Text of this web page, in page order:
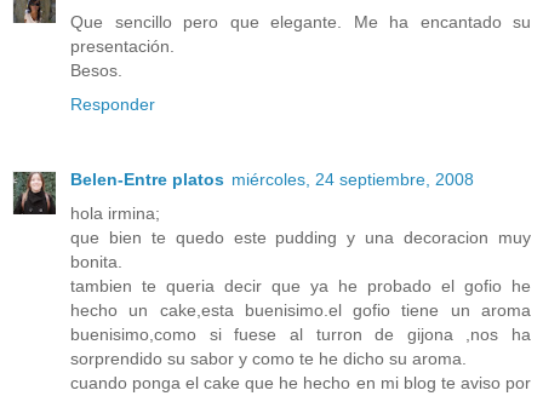
Que sencillo pero que elegante. Me ha encantado su
presentación.
Besos.
Responder
Belen-Entre platos miércoles, 24 septiembre, 2008
hola irmina;
que bien te quedo este pudding y una decoracion muy
bonita.
tambien te queria decir que ya he probado el gofio he
hecho un cake,esta buenisimo.el gofio tiene un aroma
buenisimo,como si fuese al turron de gijona ,nos ha
sorprendido su sabor y como te he dicho su aroma.
cuando ponga el cake que he hecho en mi blog te aviso por